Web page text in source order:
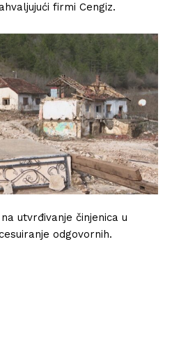
firmi Cengiz.
utvrđivanje činjenica u
odgovornih.